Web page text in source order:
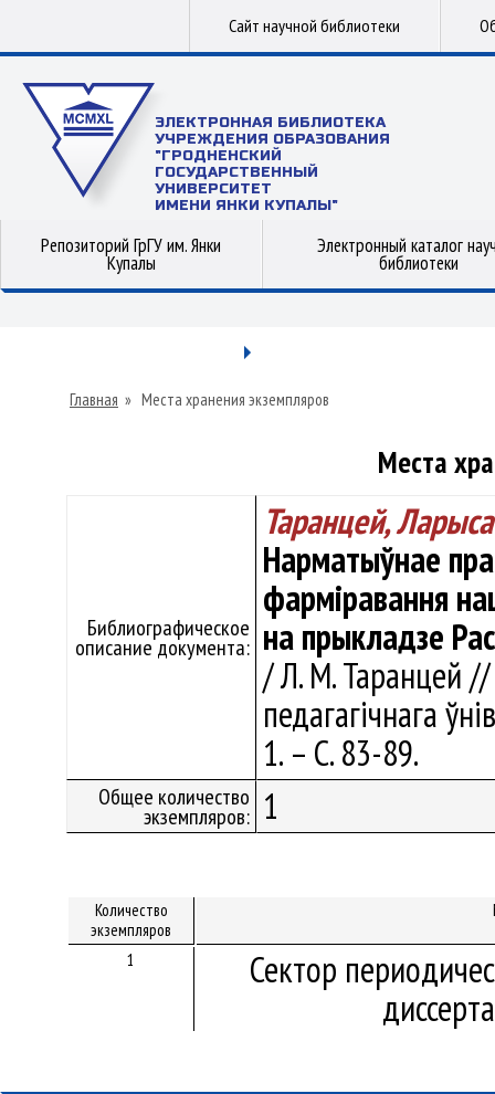
Сайт научной библиотеки
ЭЛЕКТРОННАЯ БИБЛИОТЕКА
УЧРЕЖДЕНИЯ ОБРАЗОВАНИЯ
"ГРОДНЕНСКИЙ
ГОСУДАРСТВЕННЫЙ
УНИВЕРСИТЕТ
ИМЕНИ ЯНКИ КУПАЛЫ"
Репозиторий ГрГУ им. Янки
Купалы
Электронный каталог
библиотеки
Главная » Места хранения экземпляров
Места
Библиографическое
описание документа:
Таранцей,
Нарматыўнае
фарміравання
на прыкладзе
/ Л. М. Таранцей //
педагагічнага
1. – С. 83-89.
Общее количество
экземпляров: 1
Количество
экземпляров
1
Сектор